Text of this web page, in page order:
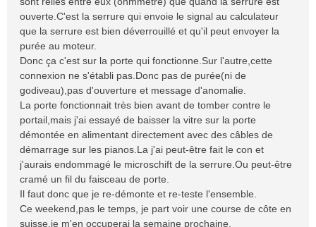
e
ouverte.C'est la serrure qui envoie le signal au calculateur
que la serrure est bien déverrouillé et qu'il peut envoyer la
purée au moteur.
Donc ça c'est sur la porte qui fonctionne.Sur l'autre,cette
connexion ne s'établi pas.Donc pas de purée(ni de
godiveau),pas d'ouverture et message d'anomalie.
La porte fonctionnait très bien avant de tomber contre le
portail,mais j'ai essayé de baisser la vitre sur la porte
démontée en alimentant directement avec des câbles de
démarrage sur les pianos.La j'ai peut-être fait le con et
j'aurais endommagé le microschift de la serrure.Ou peut-être
cramé un fil du faisceau de porte.
Il faut donc que je re-démonte et re-teste l'ensemble.
Ce weekend,pas le temps, je part voir une course de côte en
suisse,je m'en occuperai la semaine prochaine.